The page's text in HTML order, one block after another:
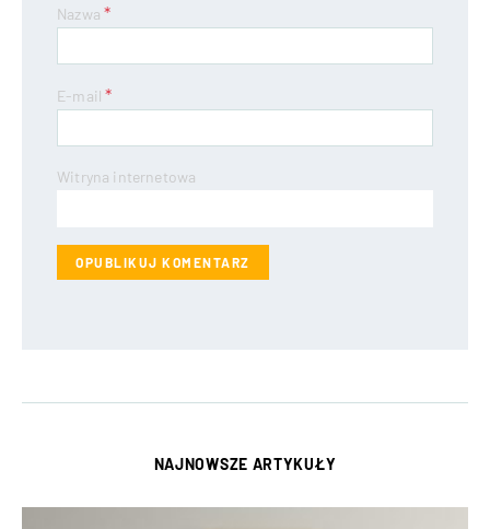
Nazwa*
E-mail*
Witryna internetowa
NAJNOWSZE ARTYKUŁY